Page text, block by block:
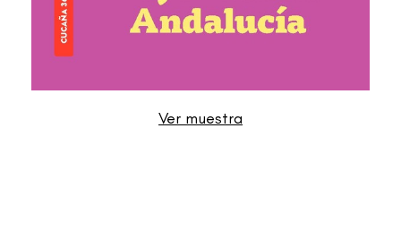
Ver muestra